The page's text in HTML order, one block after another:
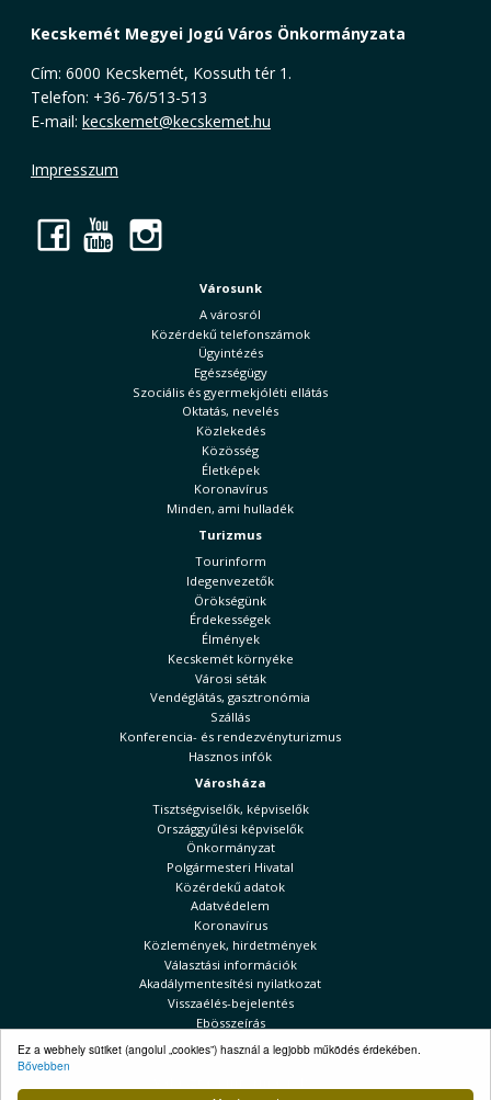
Ez a webhely sütiket (angolul „cookies”) használ a legjobb működés érdekében.
Bővebben
Kecskemét Megyei Jogú Város Önkormányzata
Cím: 6000 Kecskemét, Kossuth tér 1.
Telefon: +36-76/513-513
E-mail: kecskemet@kecskemet.hu
Impresszum
Facebook
YouTube
Városunk
A városról
Közérdekű telefonszámok
Ügyintézés
Egészségügy
Szociális és gyermekjóléti ellátás
Oktatás, nevelés
Közlekedés
Közösség
Életképek
Koronavírus
Minden, ami hulladék
Turizmus
Tourinform
Idegenvezetők
Örökségünk
Érdekességek
Élmények
Kecskemét környéke
Városi séták
Vendéglátás, gasztronómia
Szállás
Konferencia- és rendezvényturizmus
Hasznos infók
Városháza
Tisztségviselők, képviselők
Országgyűlési képviselők
Önkormányzat
Polgármesteri Hivatal
Közérdekű adatok
Adatvédelem
Koronavírus
Közlemények, hirdetmények
Választási információk
Akadálymentesítési nyilatkozat
Visszaélés-bejelentés
Ebösszeírás
Kecskeméti Hírek